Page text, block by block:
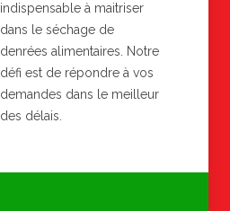
indispensable à maitriser
dans le séchage de
denrées alimentaires. Notre
défi est de répondre à vos
demandes dans le meilleur
des délais.